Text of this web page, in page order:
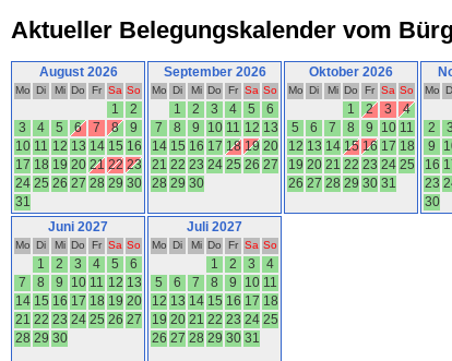
Aktueller Belegungskalender vom
August 2026
Mo Di Mi Do Fr Sa So
1
2
3
4 5 6 7 8
9
10 11 12 13 14 15 16
17 18 19 20 21 22 23
24 25 26 27 28 29 30
31
September 2026
Mo Di Mi Do Fr Sa So
1 2 3 4 5
6
7
8 9 10 11 12 13
14 15 16 17 18 19 20
21 22 23 24 25 26 27
28 29 30
Oktober 2026
Mo Di Mi Do Fr Sa So
1 2 3
4
5
6 7 8 9 10 11
12 13 14 15 16 17 18
19 20 21 22 23 24 25
26 27 28 29 30 31
Mo
2
3
9
16
23
30
Juni 2027
Mo Di Mi Do Fr Sa So
1 2 3 4 5
6
7
8 9 10 11 12 13
14 15 16 17 18 19 20
21 22 23 24 25 26 27
28 29 30
Juli 2027
Mo Di Mi Do Fr Sa So
1 2 3
4
5
6 7 8 9 10 11
12 13 14 15 16 17 18
19 20 21 22 23 24 25
26 27 28 29 30 31